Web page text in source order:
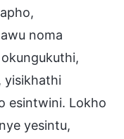
noma
yisikhathi
esintwini. Lokho
yesintu,